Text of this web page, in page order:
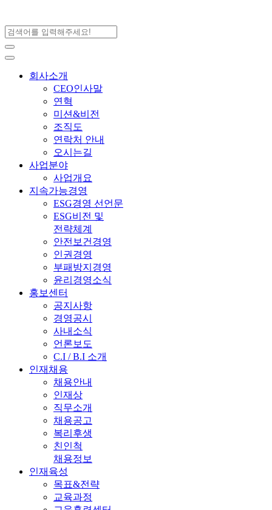
회사소개
CEO인사말
연혁
미션&비전
조직도
연락처 안내
오시는길
사업분야
사업개요
지속가능경영
ESG경영 선언문
ESG비전 및
전략체계
안전보건경영
인권경영
부패방지경영
윤리경영소식
홍보센터
공지사항
경영공시
사내소식
언론보도
C.I / B.I 소개
인재채용
채용안내
인재상
직무소개
채용공고
복리후생
친인척
채용정보
인재육성
목표&전략
교육과정